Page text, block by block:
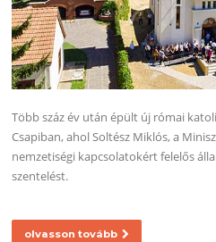
Több száz év után épült új római
Csapiban, ahol Soltész Miklós, a
nemzetiségi kapcsolatokért felelős
szentelést.
olvasson tovább